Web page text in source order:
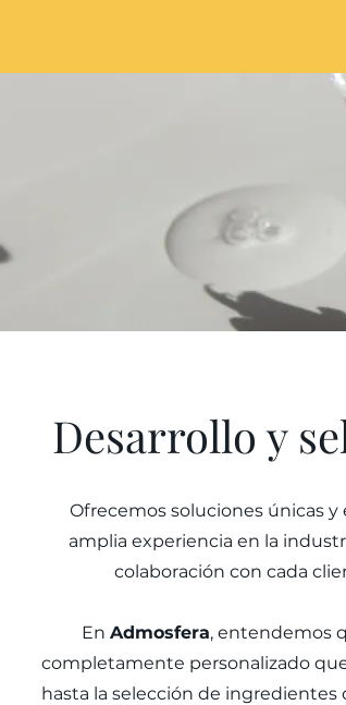
Desarrollo y
Ofrecemos soluciones únicas
amplia experiencia en la
colaboración con cada
En Admosfera, entendemos
completamente personalizado
hasta la selección de ingredientes